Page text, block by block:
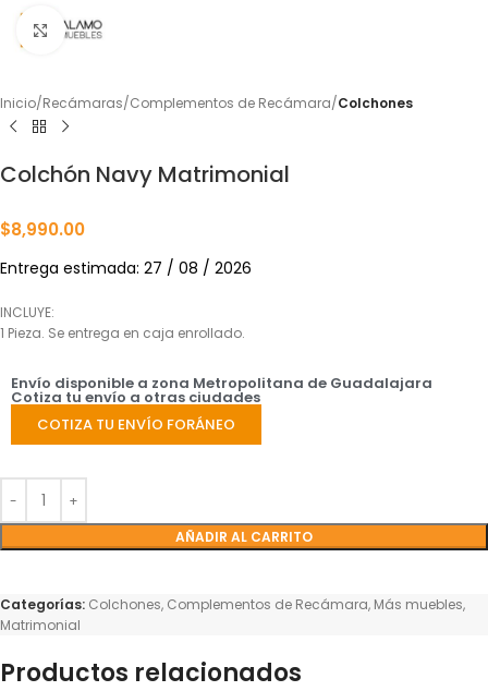
Click to enlarge
Inicio Recámaras Complementos de Recámara Colchones
Colchón Navy Matrimonial
$8,990.00
Entrega estimada: 27 / 08 / 2026
INCLUYE:
1 Pieza. Se entrega en caja enrollado.
Envío disponible a zona Metropolitana de Guadalajara
Cotiza tu envío a otras ciudades
COTIZA TU ENVÍO FORÁNEO
AÑADIR AL CARRITO
Categorías: Colchones, Complementos de Recámara, Más muebles,
Matrimonial
Productos relacionados